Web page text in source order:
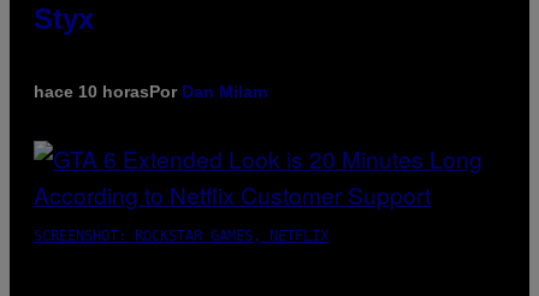
Styx
hace 10 horasPor Dan Milam
SCREENSHOT: ROCKSTAR GAMES, NETFLIX